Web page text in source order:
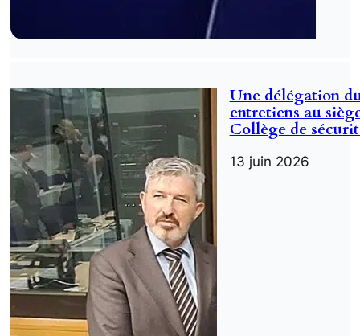
Une délégation
entretiens au
Collège de
13 juin 2026